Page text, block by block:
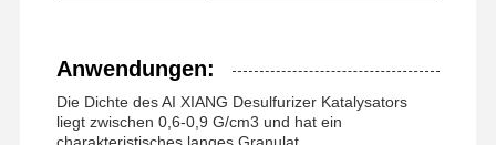
Acryloyloxyethyltrimethylammoniumchlorid
Anionisches Polyacrylamid
Anwendungen:
Die Dichte des AI XIANG Desulfurizer Katalysators
liegt zwischen 0,6-0,9 G/cm3 und hat ein
charakteristisches langes Granulat.